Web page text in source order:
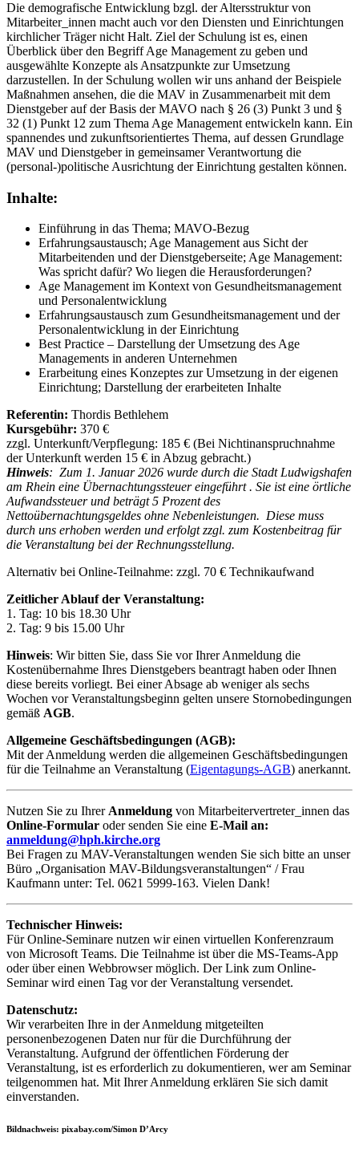
Die demografische Entwicklung bzgl. der Altersstruktur von
Mitarbeiter_innen macht auch vor den Diensten und Einrichtungen
kirchlicher Träger nicht Halt. Ziel der Schulung ist es, einen
Überblick über den Begriff Age Management zu geben und
ausgewählte Konzepte als Ansatzpunkte zur Umsetzung
darzustellen. In der Schulung wollen wir uns anhand der Beispiele
Maßnahmen ansehen, die die MAV in Zusammenarbeit mit dem
Dienstgeber auf der Basis der MAVO nach § 26 (3) Punkt 3 und §
32 (1) Punkt 12 zum Thema Age Management entwickeln kann. Ein
spannendes und zukunftsorientiertes Thema, auf dessen Grundlage
MAV und Dienstgeber in gemeinsamer Verantwortung die
(personal-)politische Ausrichtung der Einrichtung gestalten können.
Inhalte:
Einführung in das Thema; MAVO-Bezug
Erfahrungsaustausch; Age Management aus Sicht der
Mitarbeitenden und der Dienstgeberseite; Age Management:
Was spricht dafür? Wo liegen die Herausforderungen?
Age Management im Kontext von Gesundheitsmanagement
und Personalentwicklung
Erfahrungsaustausch zum Gesundheitsmanagement und der
Personalentwicklung in der Einrichtung
Best Practice – Darstellung der Umsetzung des Age
Managements in anderen Unternehmen
Erarbeitung eines Konzeptes zur Umsetzung in der eigenen
Einrichtung; Darstellung der erarbeiteten Inhalte
Referentin: Thordis Bethlehem
Kursgebühr: 370 €
zzgl. Unterkunft/Verpflegung: 185 € (Bei Nichtinanspruchnahme
der Unterkunft werden 15 € in Abzug gebracht.)
Hinweis: Zum 1. Januar 2026 wurde durch die Stadt Ludwigshafen
am Rhein eine Übernachtungssteuer eingeführt . Sie ist eine örtliche
Aufwandssteuer und beträgt 5 Prozent des
Nettoübernachtungsgeldes ohne Nebenleistungen. Diese muss
durch uns erhoben werden und erfolgt zzgl. zum Kostenbeitrag für
die Veranstaltung bei der Rechnungsstellung.
Alternativ bei Online-Teilnahme: zzgl. 70 € Technikaufwand
Zeitlicher Ablauf der Veranstaltung:
1. Tag: 10 bis 18.30 Uhr
2. Tag: 9 bis 15.00 Uhr
Hinweis: Wir bitten Sie, dass Sie vor Ihrer Anmeldung die
Kostenübernahme Ihres Dienstgebers beantragt haben oder Ihnen
diese bereits vorliegt. Bei einer Absage ab weniger als sechs
Wochen vor Veranstaltungsbeginn gelten unsere Stornobedingungen
gemäß AGB.
Allgemeine Geschäftsbedingungen (AGB):
Mit der Anmeldung werden die allgemeinen Geschäftsbedingungen
für die Teilnahme an Veranstaltung (Eigentagungs-AGB) anerkannt.
Nutzen Sie zu IhrerAnmeldung von Mitarbeitervertreter_innen das
Online-Formular oder senden Sie eine E-Mail an:
anmeldung@hph.kirche.org
Bei Fragen zu MAV-Veranstaltungen wenden Sie sich bitte an unser
Büro „Organisation MAV-Bildungsveranstaltungen“ / Frau
Kaufmann unter: Tel. 0621 5999-163. Vielen Dank!
Technischer Hinweis:
Für Online-Seminare nutzen wir einen virtuellen Konferenzraum
von Microsoft Teams. Die Teilnahme ist über die MS-Teams-App
oder über einen Webbrowser möglich. Der Link zum Online-
Seminar wird einen Tag vor der Veranstaltung versendet.
Datenschutz:
Wir verarbeiten Ihre in der Anmeldung mitgeteilten
personenbezogenen Daten nur für die Durchführung der
Veranstaltung. Aufgrund der öffentlichen Förderung der
Veranstaltung, ist es erforderlich zu dokumentieren, wer am Seminar
teilgenommen hat. Mit Ihrer Anmeldung erklären Sie sich damit
einverstanden.
Bildnachweis: pixabay.com/Simon D’Arcy